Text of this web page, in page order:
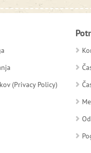
(Privacy Policy)